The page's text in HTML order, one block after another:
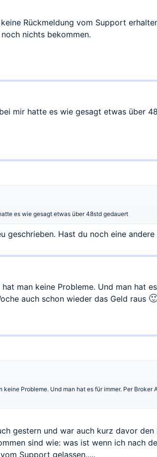
Rückmeldung vom Support
nichts bekommen.
mir hatte es wie gesagt etwas über
es wie gesagt etwas über 48std gedauert
geschrieben. Hast du noch eine andere
man keine Probleme. Und man hat
auch schon wieder das Geld raus
keine Probleme. Und man hat es für immer. Per
gestern und war auch kurz davor
sind wie: was ist wenn ich nach
Support gelassen.....